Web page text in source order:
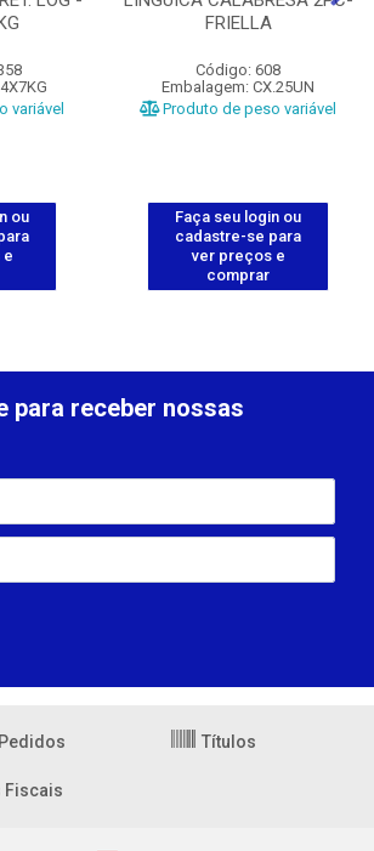
variável
ou
e
FRIELLA
Código: 608
Embalagem: CX.25UN
Produto de peso variável
Faça seu login ou
cadastre-se para
ver preços e
comprar
para receber nossas
Títulos
Fiscais